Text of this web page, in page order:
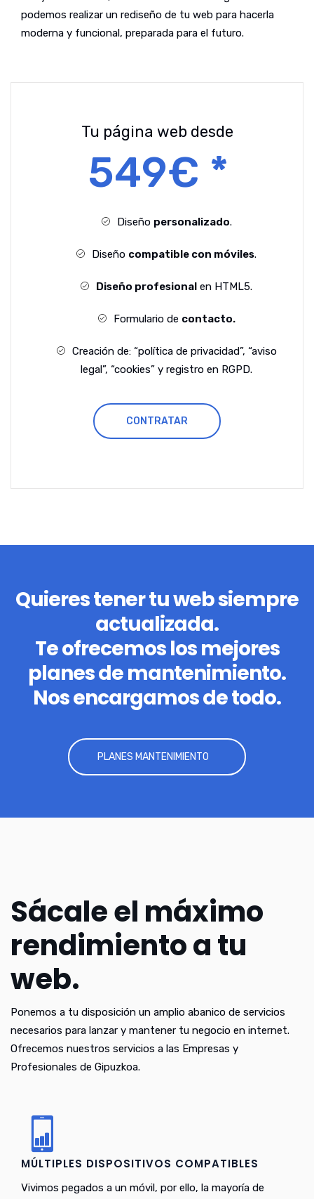
podemos realizar un rediseño de tu web para hacerla
moderna y funcional, preparada para el futuro.
Tu página web desde
549€ *
Diseño personalizado.
Diseño compatible con móviles.
Diseño profesional en HTML5.
Formulario de contacto.
Creación de: “política de privacidad”, “aviso
legal”, “cookies” y registro en RGPD.
CONTRATAR
Quieres tener tu web siempre
actualizada.
Te ofrecemos los mejores
planes de mantenimiento.
Nos encargamos de todo.
PLANES MANTENIMIENTO
Sácale el máximo
rendimiento a tu
web.
Ponemos a tu disposición un amplio abanico de servicios
necesarios para lanzar y mantener tu negocio en internet.
Ofrecemos nuestros servicios a las Empresas y
Profesionales de Gipuzkoa.
MÚLTIPLES DISPOSITIVOS COMPATIBLES
Vivimos pegados a un móvil, por ello, la mayoría de